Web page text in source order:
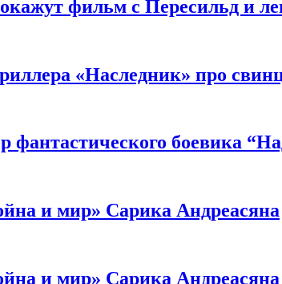
фильм с Пересильд и
«Наследник» про
фантастического боевика
и мир» Сарика Андреасяна
и мир» Сарика Андреасяна